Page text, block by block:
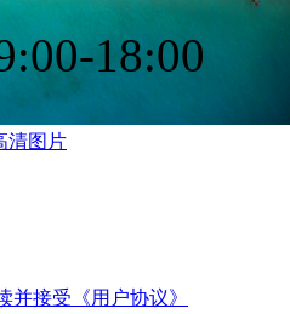
清图片
18:00
并接受《用户协议》